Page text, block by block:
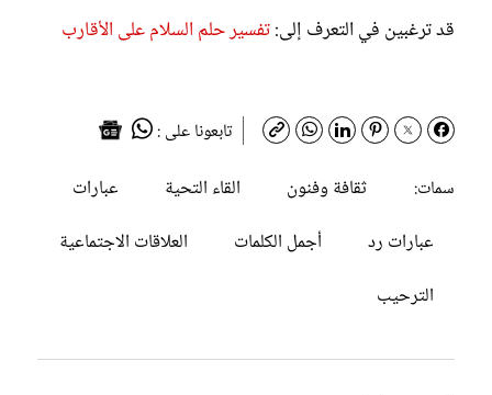
قد ترغبين في التعرف إلى:تفسير حلم السلام على الأقارب
تابعونا على :
سمات:
ثقافة وفنون القاء التحية
عبارات
عبارات رد
أجمل الكلمات
العلاقات الاجتماعية
الترحيب